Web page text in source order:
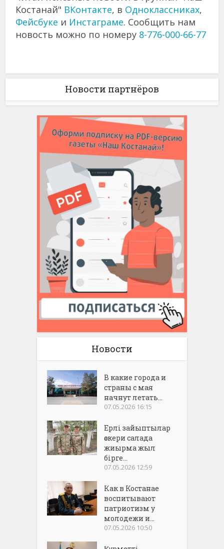
Костанай" ВКонтакте, в Одноклассниках,
Фейсбуке и Инстаграме. Сообщить нам
новость можно по номеру 8-776-000-66-77
Новости партнёров
Новости
В какие города и
страны с мая
начнут летать...
07.05.2026 16:15
Ерлі зайыптылар
әскери салада
жиырма жыл
бірге...
07.05.2026 12:59
Как в Костанае
воспитывают
патриотизм у
молодежи и...
07.05.2026 10:50